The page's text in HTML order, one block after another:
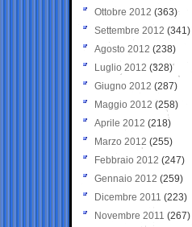
Ottobre 2012 (363)
Settembre 2012 (341)
Agosto 2012 (238)
Luglio 2012 (328)
Giugno 2012 (287)
Maggio 2012 (258)
Aprile 2012 (218)
Marzo 2012 (255)
Febbraio 2012 (247)
Gennaio 2012 (259)
Dicembre 2011 (223)
Novembre 2011 (267)